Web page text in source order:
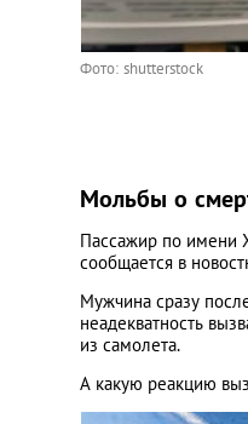
Фото: shutterstock
Мольбы о
Пассажир по имени
сообщается в
Мужчина сразу
неадекватность
из самолета.
А какую реакцию